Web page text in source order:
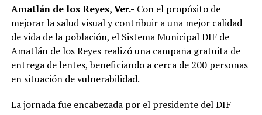
Si bien especialistas y organizaciones dedicadas al
bienestar animal coinciden en que los propietarios
tienen la obligación de impedir que sus mascotas
deambulen libremente por la vía pública, también
advierten que ello no significa mantenerlas
permanentemente amarradas.
La Ley de Protección a los Animales para el Estado de
Amatlán de los Reyes, Ver.- Con el propósito de
mejorar la salud visual y contribuir a una mejor calidad
de vida de la población, el Sistema Municipal DIF de
Amatlán de los Reyes realizó una campaña gratuita de
entrega de lentes, beneficiando a cerca de 200 personas
en situación de vulnerabilidad.
La jornada fue encabezada por el presidente del DIF